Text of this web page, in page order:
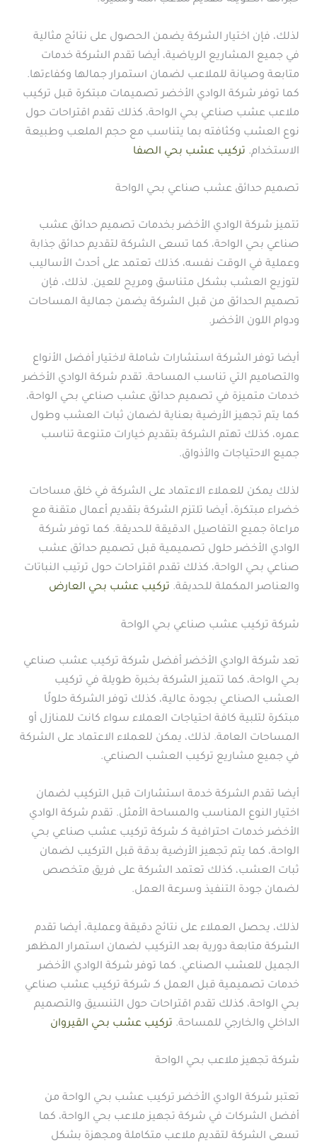
لذلك، فإن اختيار الشركة يضمن الحصول على نتائج مثالية
في جميع المشاريع الرياضية، أيضا تقدم الشركة خدمات
متابعة وصيانة للملاعب لضمان استمرار جمالها وكفاءتها.
كما توفر شركة الوادي الأخضر تصميمات مبتكرة قبل تركيب
ملاعب عشب صناعي بحي الواحة، كذلك تقدم اقتراحات حول
نوع العشب وكثافته بما يتناسب مع حجم الملعب وطبيعة
الاستخدام. تركيب عشب بحي الصفا
تصميم حدائق عشب صناعي بحي الواحة
تتميز شركة الوادي الأخضر بخدمات تصميم حدائق عشب
صناعي بحي الواحة، كما تسعى الشركة لتقديم حدائق جذابة
وعملية في الوقت نفسه، كذلك تعتمد على أحدث الأساليب
لتوزيع العشب بشكل متناسق ومريح للعين. لذلك، فإن
تصميم الحدائق من قبل الشركة يضمن جمالية المساحات
ودوام اللون الأخضر.
أيضا توفر الشركة استشارات شاملة لاختيار أفضل الأنواع
والتصاميم التي تناسب المساحة. تقدم شركة الوادي الأخضر
خدمات متميزة في تصميم حدائق عشب صناعي بحي الواحة،
كما يتم تجهيز الأرضية بعناية لضمان ثبات العشب وطول
عمره، كذلك تهتم الشركة بتقديم خيارات متنوعة تناسب
جميع الاحتياجات والأذواق.
لذلك يمكن للعملاء الاعتماد على الشركة في خلق مساحات
خضراء مبتكرة، أيضا تلتزم الشركة بتقديم أعمال متقنة مع
مراعاة جميع التفاصيل الدقيقة للحديقة. كما توفر شركة
الوادي الأخضر حلول تصميمية قبل تصميم حدائق عشب
صناعي بحي الواحة، كذلك تقدم اقتراحات حول ترتيب النباتات
والعناصر المكملة للحديقة. تركيب عشب بحي العارض
شركة تركيب عشب صناعي بحي الواحة
تعد شركة الوادي الأخضر أفضل شركة تركيب عشب صناعي
بحي الواحة، كما تتميز الشركة بخبرة طويلة في تركيب
العشب الصناعي بجودة عالية، كذلك توفر الشركة حلولًا
مبتكرة لتلبية كافة احتياجات العملاء سواء كانت للمنازل أو
المساحات العامة. لذلك، يمكن للعملاء الاعتماد على الشركة
في جميع مشاريع تركيب العشب الصناعي.
أيضا تقدم الشركة خدمة استشارات قبل التركيب لضمان
اختيار النوع المناسب والمساحة الأمثل. تقدم شركة الوادي
الأخضر خدمات احترافية كـ شركة تركيب عشب صناعي بحي
الواحة، كما يتم تجهيز الأرضية بدقة قبل التركيب لضمان
ثبات العشب، كذلك تعتمد الشركة على فريق متخصص
لضمان جودة التنفيذ وسرعة العمل.
لذلك، يحصل العملاء على نتائج دقيقة وعملية، أيضا تقدم
الشركة متابعة دورية بعد التركيب لضمان استمرار المظهر
الجميل للعشب الصناعي. كما توفر شركة الوادي الأخضر
خدمات تصميمية قبل العمل كـ شركة تركيب عشب صناعي
بحي الواحة، كذلك تقدم اقتراحات حول التنسيق والتصميم
الداخلي والخارجي للمساحة. تركيب عشب بحي القيروان
شركة تجهيز ملاعب بحي الواحة
تعتبر شركة الوادي الأخضر تركيب عشب بحي الواحة من
أفضل الشركات في شركة تجهيز ملاعب بحي الواحة، كما
تسعى الشركة لتقديم ملاعب متكاملة ومجهزة بشكل